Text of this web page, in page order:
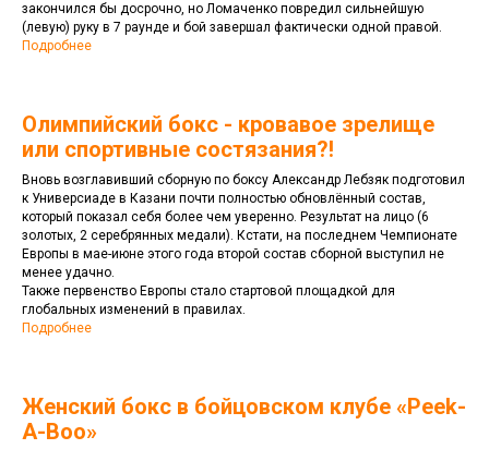
закончился бы досрочно, но Ломаченко повредил сильнейшую
(левую) руку в 7 раунде и бой завершал фактически одной правой.
Подробнее
Олимпийский бокс - кровавое зрелище
или спортивные состязания?!
Вновь возглавивший сборную по боксу Александр Лебзяк подготовил
к Универсиаде в Казани почти полностью обновлённый состав,
который показал себя более чем уверенно. Результат на лицо (6
золотых, 2 серебрянных медали). Кстати, на последнем Чемпионате
Европы в мае-июне этого года второй состав сборной выступил не
менее удачно.
Также первенство Европы стало стартовой площадкой для
глобальных изменений в правилах.
Подробнее
Женский бокс в бойцовском клубе «Peek-
A-Boo»